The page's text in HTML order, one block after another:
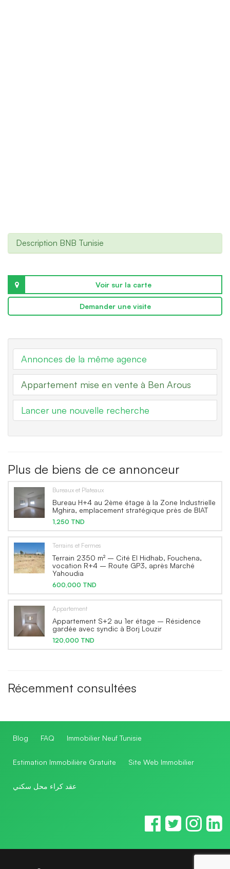
Description BNB Tunisie
Voir sur la carte
Demander une visite
Annonces de la même agence
Appartement mise en vente à Ben Arous
Lancer une nouvelle recherche
Plus de biens de ce annonceur
Bureaux et Plateaux
Bureau H+4 au 2ème étage à la Zone Industrielle
Mghira, emplacement stratégique près de BIAT
1,250 TND
Terrains et Fermes
Terrain 2350 m² – Cité El Hidhab, Fouchena,
vocation R+4 – Route GP3, après Marché
Yahoudia
600,000 TND
Appartement
Appartement S+2 au 1er étage – Résidence
gardée avec syndic à Borj Louzir
120,000 TND
Récemment consultées
Blog FAQ Immobilier Neuf Tunisie
Estimation Immobilière Gratuite Site Web Immobilier
عقد كراء محل سكني